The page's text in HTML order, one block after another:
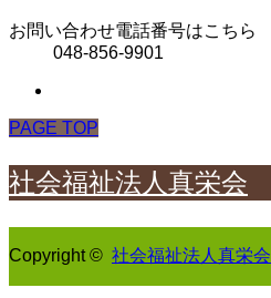
お問い合わせ電話番号はこちら
048-856-9901
PAGE TOP
社会福祉法人真栄会
Copyright © 社会福祉法人真栄会